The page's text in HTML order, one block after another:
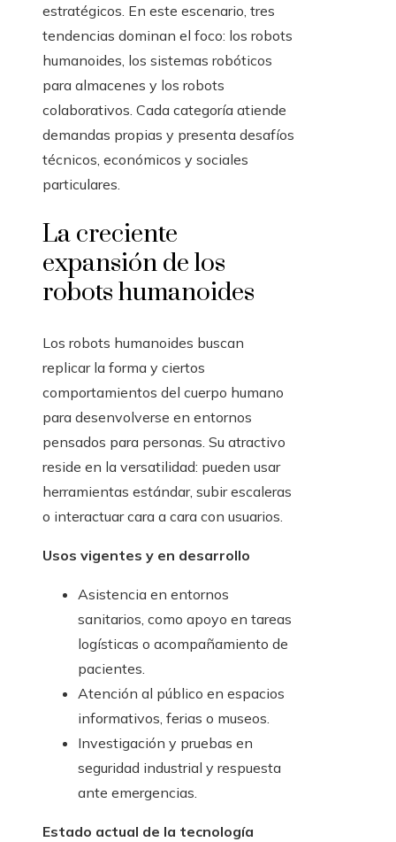
estratégicos. En este escenario, tres
tendencias dominan el foco: los robots
humanoides, los sistemas robóticos
para almacenes y los robots
colaborativos. Cada categoría atiende
demandas propias y presenta desafíos
técnicos, económicos y sociales
particulares.
La creciente
expansión de los
robots humanoides
Los robots humanoides buscan
replicar la forma y ciertos
comportamientos del cuerpo humano
para desenvolverse en entornos
pensados para personas. Su atractivo
reside en la versatilidad: pueden usar
herramientas estándar, subir escaleras
o interactuar cara a cara con usuarios.
Usos vigentes y en desarrollo
Asistencia en entornos
sanitarios, como apoyo en tareas
logísticas o acompañamiento de
pacientes.
Atención al público en espacios
informativos, ferias o museos.
Investigación y pruebas en
seguridad industrial y respuesta
ante emergencias.
Estado actual de la tecnología